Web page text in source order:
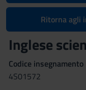
Ritorna agli
Inglese
Codice insegnamento
4S01572